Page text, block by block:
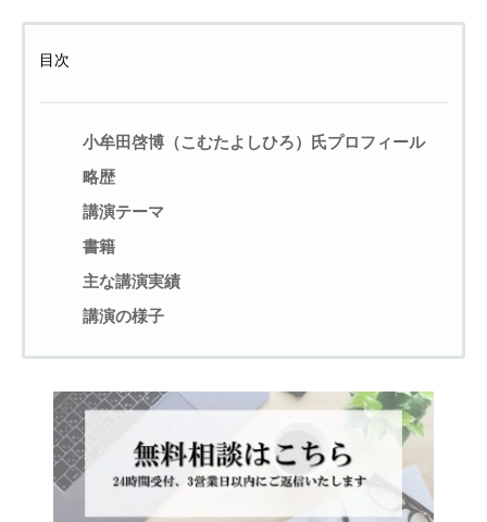
目次
小牟田啓博（こむたよしひろ）氏プロフィール
略歴
講演テーマ
書籍
主な講演実績
講演の様子